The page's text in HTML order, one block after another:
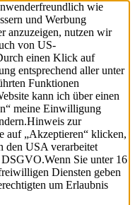
wie
und Werbung
anzuzeigen, nutzen wir
von US-
einen Klick auf
entsprechend aller unter
Funktionen
kann ich über einen
meine Einwilligung
Hinweis zur
auf „Akzeptieren“ klicken,
den USA verarbeitet
DSGVO.Wenn Sie unter 16
Diensten geben
um Erlaubnis